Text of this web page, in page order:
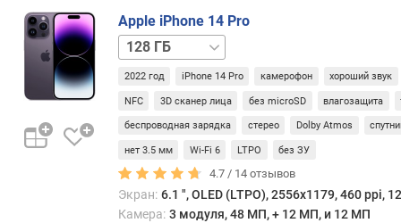
г
л
б
н
Apple iPhone 14 Pro
256 ГБ512 ГБ 1 ТБ
2022 год iPhone 14 Pro камерофон хороший звук
NFC 3D сканер лица без microSD влагозащита
беспроводная зарядка стерео Dolby Atmos
нет 3.5 мм Wi-Fi 6 LTPO без ЗУ
4.7 / 14 отзывов
Экран: 6.1 ", OLED (LTPO), 2556x1179, 460 ppi,
Камера: 3 модуля, 48 МП, + 12 МП, и 12 МП